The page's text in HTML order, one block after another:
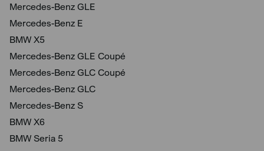
Mercedes-Benz GLE
Mercedes-Benz E
BMW X5
Mercedes-Benz GLE Coupé
Mercedes-Benz GLC Coupé
Mercedes-Benz GLC
Mercedes-Benz S
BMW X6
BMW Seria 5